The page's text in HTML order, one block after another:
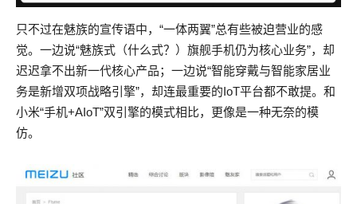
只不过在魅族的宣传语中，“一体两翼”总有些被迫营业的感
觉。一边说“魅族式（什么式？）旗舰手机仍为核心业务”，却
迟迟拿不出新一代核心产品；一边说“智能穿戴与智能家居业
务是新增双项战略引擎”，却连最重要的IoT平台都不敢提。和
小米“手机+AIoT”双引擎的模式相比，更像是一种无奈的模
仿。